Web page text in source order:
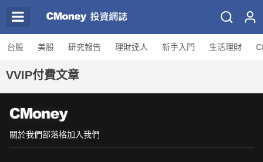
台股 美股 研究報告 理財達人 新手入門 生活理財
VVIP付費文章
關於我們部落格加入我們